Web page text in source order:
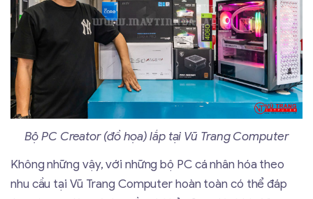
Bộ PC Creator (đồ họa) lắp tại Vũ Trang Computer
Không những vậy, với những bộ PC cá nhân hóa theo
nhu cầu tại Vũ Trang Computer hoàn toàn có thể đáp